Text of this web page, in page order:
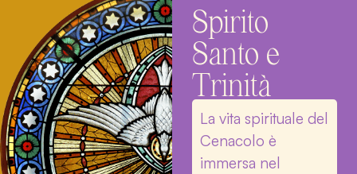
Spirito
Santo e
Trinità
La vita spirituale del
Cenacolo è
immersa nel